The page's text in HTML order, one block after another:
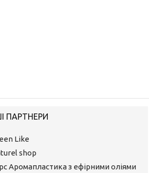
ПАРТНЕРИ
Like
shop
Аромапластика з ефірними оліями